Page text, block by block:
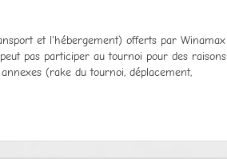
et l'hébergement) offerts par Winamax
pas participer au tournoi pour des raisons
(rake du tournoi, déplacement,